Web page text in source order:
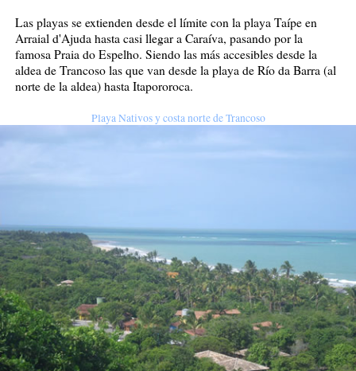
Las playas se extienden desde el límite con la playa Taípe en
Arraial d'Ajuda hasta casi llegar a Caraíva, pasando por la
famosa Praia do Espelho. Siendo las más accesibles desde la
aldea de Trancoso las que van desde la playa de Río da Barra (al
norte de la aldea) hasta Itapororoca.
Playa Nativos y costa norte de Trancoso